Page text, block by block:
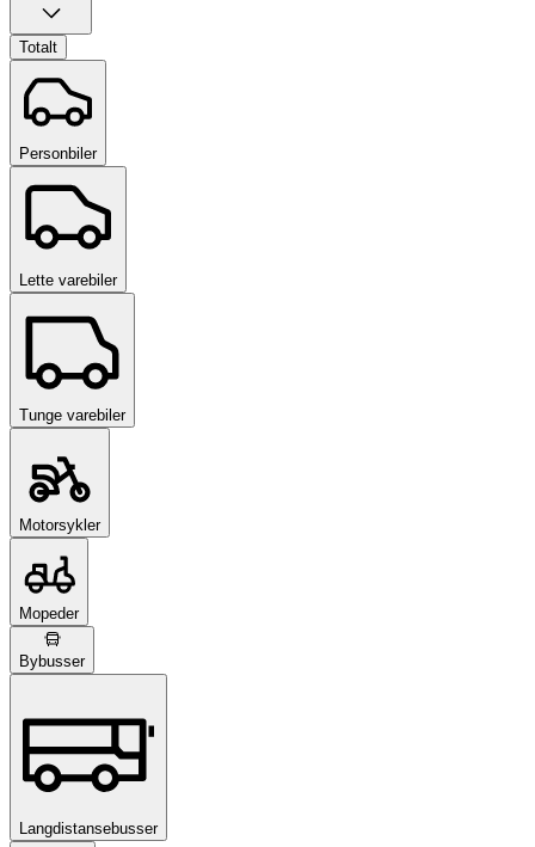
Totalt
Personbiler
Lette varebiler
Tunge varebiler
Motorsykler
Mopeder
Bybusser
Langdistansebusser